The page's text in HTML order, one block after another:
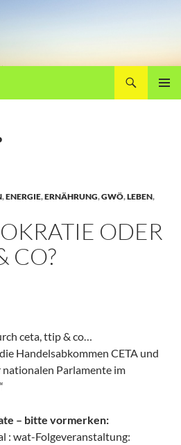
,ENERGIE,ERNÄHRUNG,GWÖ,LEBEN,
ODER
CO?
ceta, ttip & co…
Handelsabkommen CETA und
Parlamente im
– bitte vormerken:
: wat-Folgeveranstaltung: